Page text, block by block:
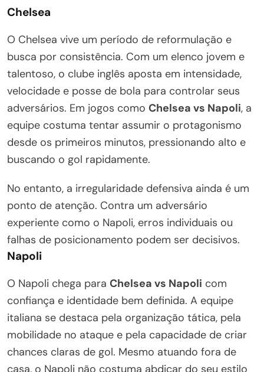
Chelsea
O Chelsea vive um período de reformulação e
busca por consistência. Com um elenco jovem e
talentoso, o clube inglês aposta em intensidade,
velocidade e posse de bola para controlar seus
adversários. Em jogos como Chelsea vs Napoli, a
equipe costuma tentar assumir o protagonismo
desde os primeiros minutos, pressionando alto e
buscando o gol rapidamente.
No entanto, a irregularidade defensiva ainda é um
ponto de atenção. Contra um adversário
experiente como o Napoli, erros individuais ou
falhas de posicionamento podem ser decisivos.
Napoli
O Napoli chega para Chelsea vs Napoli com
confiança e identidade bem definida. A equipe
italiana se destaca pela organização tática, pela
mobilidade no ataque e pela capacidade de criar
chances claras de gol. Mesmo atuando fora de
casa, o Napoli não costuma abdicar do seu estilo